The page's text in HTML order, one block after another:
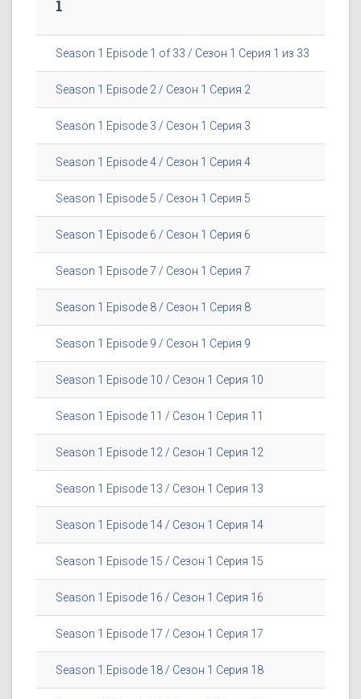
1
Season 1 Episode 1 of 33 / Сезон 1 Серия 1 из 33
Season 1 Episode 2 / Сезон 1 Серия 2
Season 1 Episode 3 / Сезон 1 Серия 3
Season 1 Episode 4 / Сезон 1 Серия 4
Season 1 Episode 5 / Сезон 1 Серия 5
Season 1 Episode 6 / Сезон 1 Серия 6
Season 1 Episode 7 / Сезон 1 Серия 7
Season 1 Episode 8 / Сезон 1 Серия 8
Season 1 Episode 9 / Сезон 1 Серия 9
Season 1 Episode 10 / Сезон 1 Серия 10
Season 1 Episode 11 / Сезон 1 Серия 11
Season 1 Episode 12 / Сезон 1 Серия 12
Season 1 Episode 13 / Сезон 1 Серия 13
Season 1 Episode 14 / Сезон 1 Серия 14
Season 1 Episode 15 / Сезон 1 Серия 15
Season 1 Episode 16 / Сезон 1 Серия 16
Season 1 Episode 17 / Сезон 1 Серия 17
Season 1 Episode 18 / Сезон 1 Серия 18